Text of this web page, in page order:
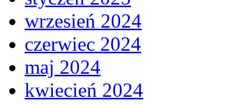
wrzesień 2024
czerwiec 2024
maj 2024
kwiecień 2024